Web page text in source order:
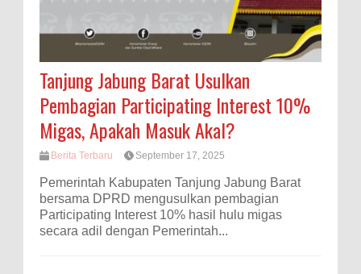
Tanjung Jabung Barat Usulkan
Pembagian Participating Interest 10%
Migas, Apakah Masuk Akal?
Berita Terbaru September 17, 2025
Pemerintah Kabupaten Tanjung Jabung Barat
bersama DPRD mengusulkan pembagian
Participating Interest 10% hasil hulu migas
secara adil dengan Pemerintah...